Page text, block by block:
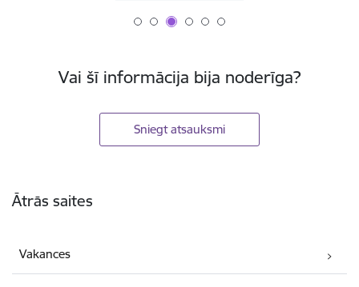
Vai šī informācija bija noderīga?
Sniegt atsauksmi
Ātrās saites
Vakances